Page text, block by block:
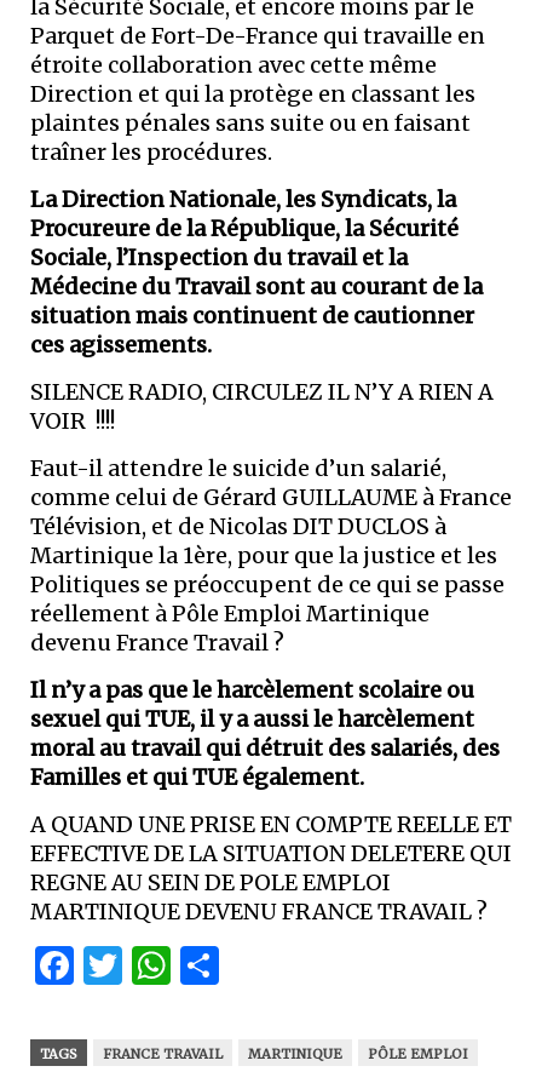
la Sécurité Sociale, et encore moins par le
Parquet de Fort-De-France qui travaille en
étroite collaboration avec cette même
Direction et qui la protège en classant les
plaintes pénales sans suite ou en faisant
traîner les procédures.
La Direction Nationale, les Syndicats, la
Procureure de la République, la Sécurité
Sociale, l’Inspection du travail et la
Médecine du Travail sont au courant de la
situation mais continuent de cautionner
ces agissements.
SILENCE RADIO, CIRCULEZ IL N’Y A RIEN A
VOIR !!!!
Faut-il attendre le suicide d’un salarié,
comme celui de Gérard GUILLAUME à France
Télévision, et de Nicolas DIT DUCLOS à
Martinique la 1ère, pour que la justice et les
Politiques se préoccupent de ce qui se passe
réellement à Pôle Emploi Martinique
devenu France Travail ?
Il n’y a pas que le harcèlement scolaire ou
sexuel quiTUE,il y a aussi le harcèlement
moral au travail qui détruit des salariés, des
Familles et qui TUE également.
A QUAND UNE PRISE EN COMPTE REELLE ET
EFFECTIVE DE LA SITUATION DELETERE QUI
REGNE AU SEIN DE POLE EMPLOI
MARTINIQUE DEVENU FRANCE TRAVAIL ?
Facebook
Twitter
WhatsApp
TAGS FRANCE TRAVAIL MARTINIQUE PÔLE EMPLOI